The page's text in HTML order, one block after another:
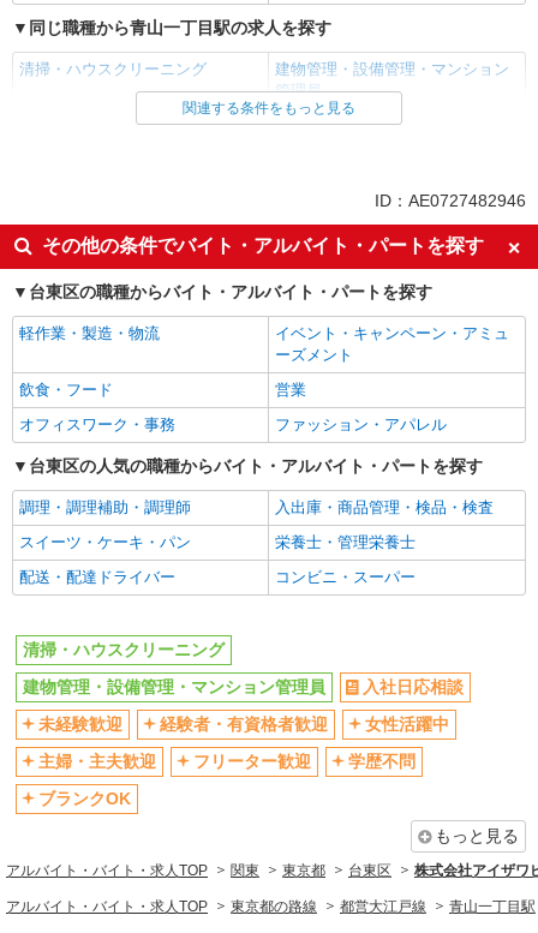
同じ職種から青山一丁目駅の求人を探す
清掃・ハウスクリーニング
建物管理・設備管理・マンション
管理員
入社日応相談
未経験歓迎
経験者・有資格者歓迎
女性活躍中
主婦・主夫歓迎
フリーター歓迎
ブランクOK
ミドル（40代～）活躍中
エルダー（50代～）活躍中
ボーナス・賞与あり
完全週休2日制
禁煙・分煙
駅直結・駅チカ
残業少なめ（月20h未満）
交通費支給
社会保険あり
入社祝い金あり
各種手当（家族・役職・インセン
ティブなど）あり
制服貸与
同じ職種から求人を探す
清掃・警備・ビルメンテナンス・設備管理
清掃・ハウスクリーニング
建物管理・設備管理・マンショ
ン管理員
同じ特徴から求人を探す
ミドル（40代～）活躍中
関連する条件をもっと見る
ID：AE0727482946
その他の条件でバイト・アルバイト・パートを探す
台東区の職種からバイト・アルバイト・パートを探す
軽作業・製造・物流
イベント・キャンペーン・アミュ
ーズメント
飲食・フード
営業
オフィスワーク・事務
ファッション・アパレル
台東区の人気の職種からバイト・アルバイト・パートを探す
調理・調理補助・調理師
入出庫・商品管理・検品・検査
スイーツ・ケーキ・パン
栄養士・管理栄養士
配送・配達ドライバー
コンビニ・スーパー
清掃・ハウスクリーニング
建物管理・設備管理・マンション管理員
入社日応相談
未経験歓迎
経験者・有資格者歓迎
女性活躍中
主婦・主夫歓迎
フリーター歓迎
学歴不問
ブランクOK
もっと見る
アルバイト・バイト・求人TOP 関東 東京都 台東区 株式会社アイザワ
アルバイト・バイト・求人TOP 東京都の路線 都営大江戸線 青山一丁目駅